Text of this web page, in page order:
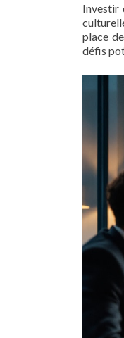
Investir
place
défis